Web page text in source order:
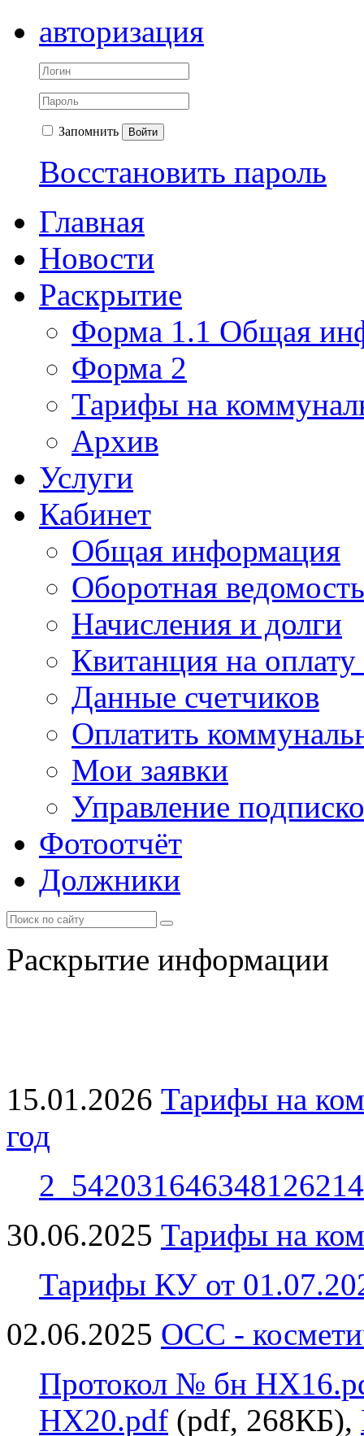
авторизация
Запомнить Войти
Восстановить пароль
Главная
Новости
Раскрытие
Форма 1.1 Общая
Форма 2
Тарифы на
Архив
Услуги
Кабинет
Общая информация
Оборотная ведомость
Начисления и долги
Квитанция на
Данные счетчиков
Оплатить
Мои заявки
Управление
Фотоотчёт
Должники
Раскрытие информации
15.01.2026 Тарифы на
год
30.06.2025 Тарифы на
Тарифы КУ от
02.06.2025 ОСС -
Протокол № бн
НХ20.pdf (pdf, 268КБ),